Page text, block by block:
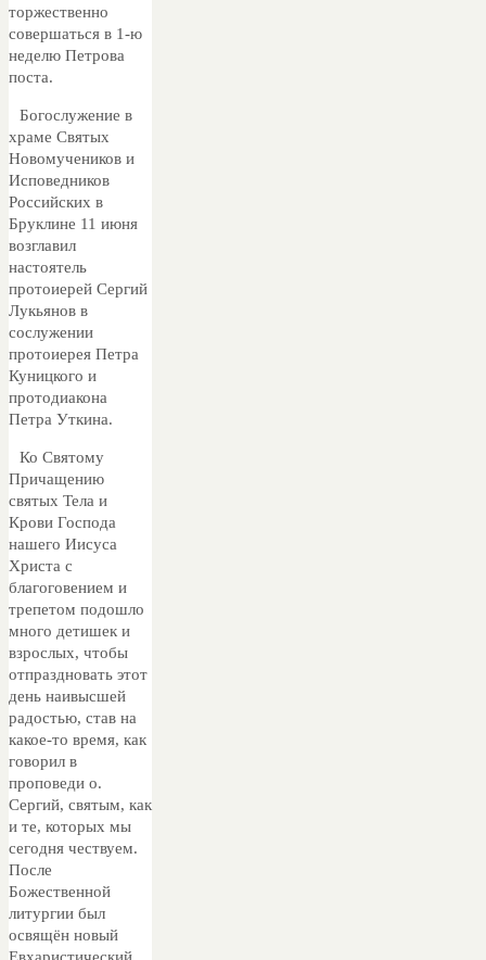
торжественно
совершаться в 1-ю
неделю Петрова
поста.
Богослужение в
храме Святых
Новомучеников и
Исповедников
Российских в
Бруклине 11 июня
возглавил
настоятель
протоиерей Сергий
Лукьянов в
сослужении
протоиерея Петра
Куницкого и
протодиакона
Петра Уткина.
Ко Святому
Причащению
святых Тела и
Крови Господа
нашего Иисуса
Христа с
благоговением и
трепетом подошло
много детишек и
взрослых, чтобы
отпраздновать этот
день наивысшей
радостью, став на
какое-то время, как
говорил в
проповеди о.
Сергий, святым, как
и те, которых мы
сегодня чествуем.
После
Божественной
литургии был
освящён новый
Евхаристический